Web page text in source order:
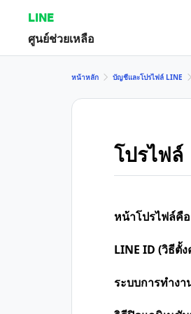
LINE
ศูนย์ช่วยเหลือ
หน้าหลัก บัญชีและโปรไฟล์ LINE
โปรไฟล์
หน้าโปรไฟล์คื
LINE ID (วิธีตั้
ระบบการทำงา